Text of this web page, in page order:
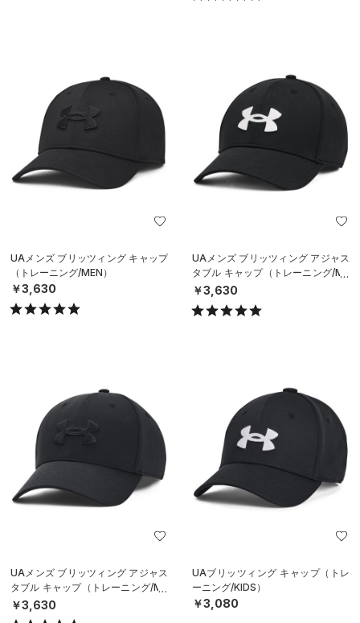
UAメンズ ブリッツィング キャップ
（トレーニング/MEN）
￥3,630
UAメンズ ブリッツィング アジャス
タブル キャップ（トレーニング/ME
N）
￥3,630
UAメンズ ブリッツィング アジャス
タブル キャップ（トレーニング/ME
N）
￥3,630
UAブリッツィング キャップ（トレ
ーニング/KIDS）
￥3,080